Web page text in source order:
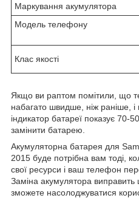
Маркування акумулятора
Модель телефону
Клас якості
Якщо ви раптом помітили, що
набагато швидше, ніж раніше, і
індикатор батареї показує 70-
замінити батарею.
Акумуляторна батарея для
2015 буде потрібна вам тоді,
свої ресурси і ваш телефон
Заміна акумулятора
зможете насолоджуватися